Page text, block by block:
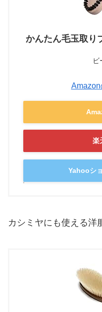
かんたん毛玉取り
ビ
Amazon
楽
Yahooシ
カシミヤにも使える洋